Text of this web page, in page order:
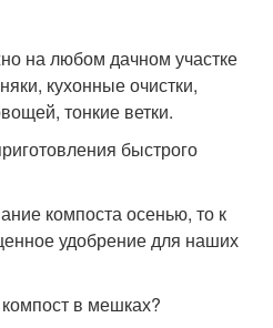
на любом дачном участке
кухонные очистки,
тонкие ветки.
быстрого
компоста осенью, то к
удобрение для наших
в мешках?